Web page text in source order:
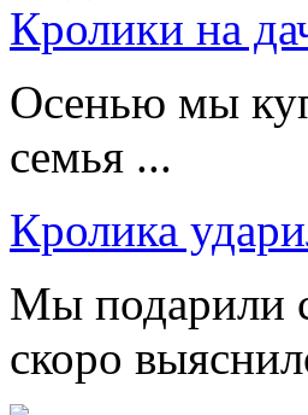
Кролики на
Осенью мы
семья ...
Кролика
Мы подарили
скоро